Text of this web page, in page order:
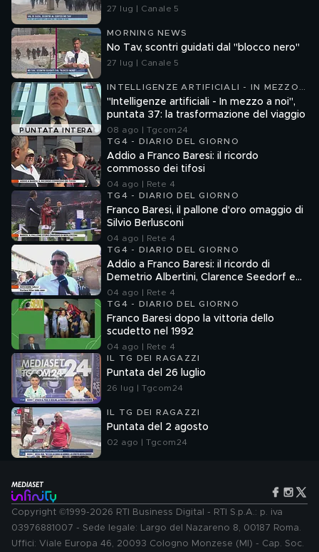
27 lug | Canale 5
MORNING NEWS
No Tav, scontri guidati dal "blocco nero"
27 lug | Canale 5
PUNTATA INTERA
INTELLIGENZE ARTIFICIALI - IN MEZZO
A NOI
"Intelligenze artificiali - In mezzo a noi",
puntata 37: la trasformazione del viaggio
08 ago | Tgcom24
TG4 - DIARIO DEL GIORNO
Addio a Franco Baresi: il ricordo
commosso dei tifosi
04 ago | Rete 4
TG4 - DIARIO DEL GIORNO
Franco Baresi, il pallone d'oro omaggio di
Silvio Berlusconi
04 ago | Rete 4
TG4 - DIARIO DEL GIORNO
Addio a Franco Baresi: il ricordo di
Demetrio Albertini, Clarence Seedorf e
Giovanni Galli
04 ago | Rete 4
TG4 - DIARIO DEL GIORNO
Franco Baresi dopo la vittoria dello
scudetto nel 1992
04 ago | Rete 4
IL TG DEI RAGAZZI
Puntata del 26 luglio
26 lug | Tgcom24
IL TG DEI RAGAZZI
Puntata del 2 agosto
02 ago | Tgcom24
Copyright ©1999-2026 RTI Business Digital - RTI S.p.A.: p. iva
03976881007 - Sede legale: Largo del Nazareno 8, 00187 Roma.
Uffici: Viale Europa 46, 20093 Cologno Monzese (MI) - Cap. Soc.